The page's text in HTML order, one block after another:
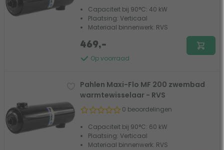
Capaciteit bij 90°C: 40 kW
Plaatsing: Verticaal
Materiaal binnenwerk: RVS
Op voorraad
469,-
Pahlen Maxi-Flo MF 200 zwembad
warmtewisselaar - RVS
0 beoordelingen
Capaciteit bij 90°C: 60 kW
Plaatsing: Verticaal
Materiaal binnenwerk: RVS